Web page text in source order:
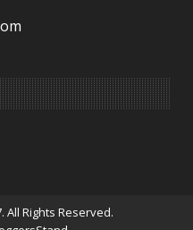
All Rights Reserved.